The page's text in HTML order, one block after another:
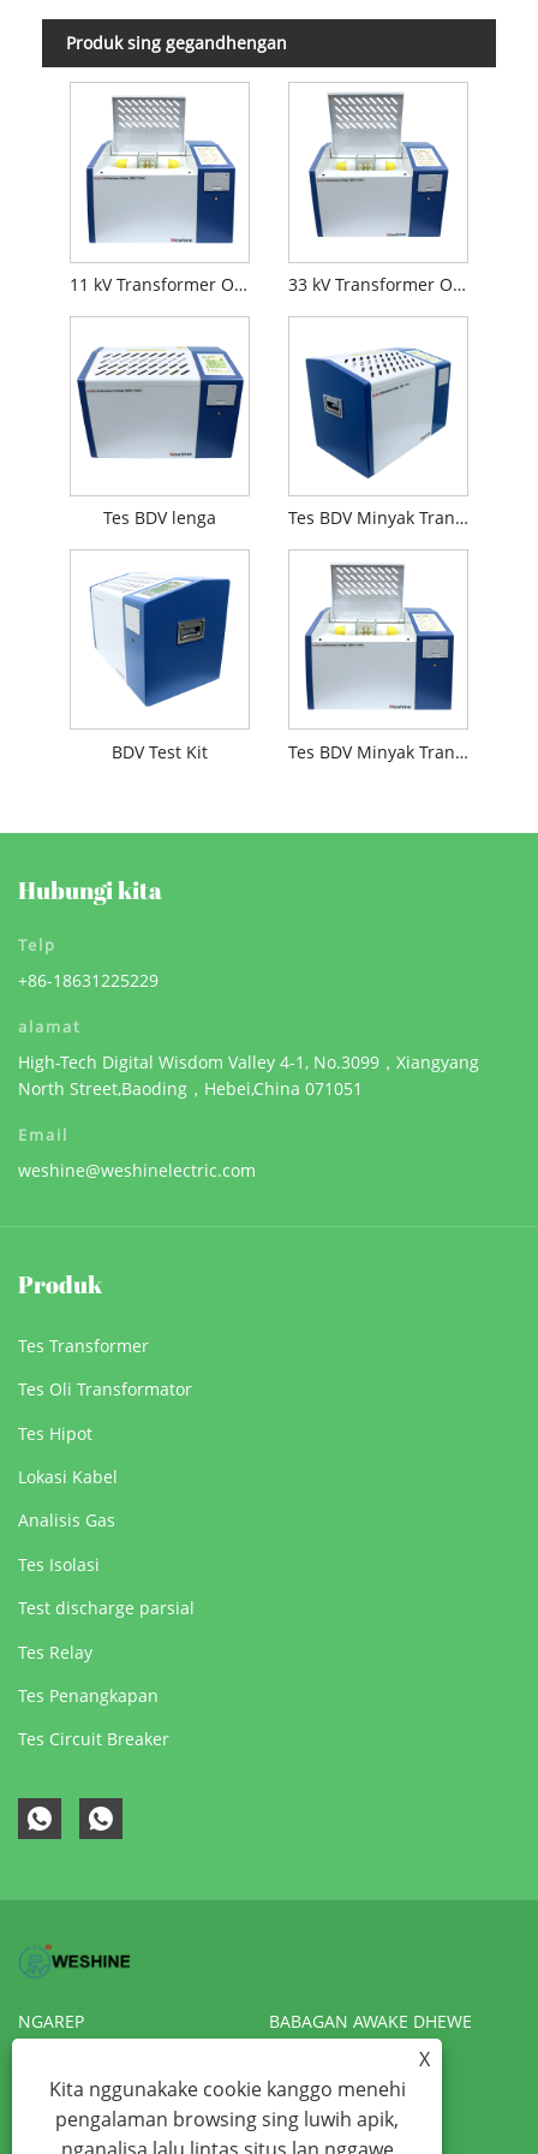
Produk sing gegandhengan
11 kV Transformer Oil BDV Nilai 33 kV Transformer Oil BDV Nilai
Tes BDV lenga Tes BDV Minyak Transformator
BDV Test Kit Tes BDV Minyak Transformer
Hubungi kita
Telp
+86-18631225229
alamat
High-Tech Digital Wisdom Valley 4-1, No.3099，Xiangyang
North Street,Baoding，Hebei,China 071051
Email
weshine@weshinelectric.com
Produk
Tes Transformer
Tes Oli Transformator
Tes Hipot
Lokasi Kabel
Analisis Gas
Tes Isolasi
Test discharge parsial
Tes Relay
Tes Penangkapan
Tes Circuit Breaker
NGAREP
BABAGAN AWAKE DHEWE
NGUNDHUH
KIRIM PITAKONAN
HUBUNGI KITA
VR
X
Kita nggunakake cookie kanggo menehi
pengalaman browsing sing luwih apik,